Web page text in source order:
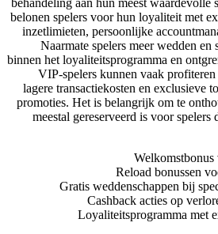
behandeling aan hun meest waardevolle
belonen spelers voor hun loyaliteit met
inzetlimieten, persoonlijke
Naarmate spelers meer wedden en
binnen het loyaliteitsprogramma en
VIP-spelers kunnen vaak
lagere transactiekosten en exclusieve
promoties. Het is belangrijk om te
meestal gereserveerd is voor spelers
Welkomstbonus
Reload bonussen
Gratis weddenschappen bij
Cashback acties op
Loyaliteitsprogramma met